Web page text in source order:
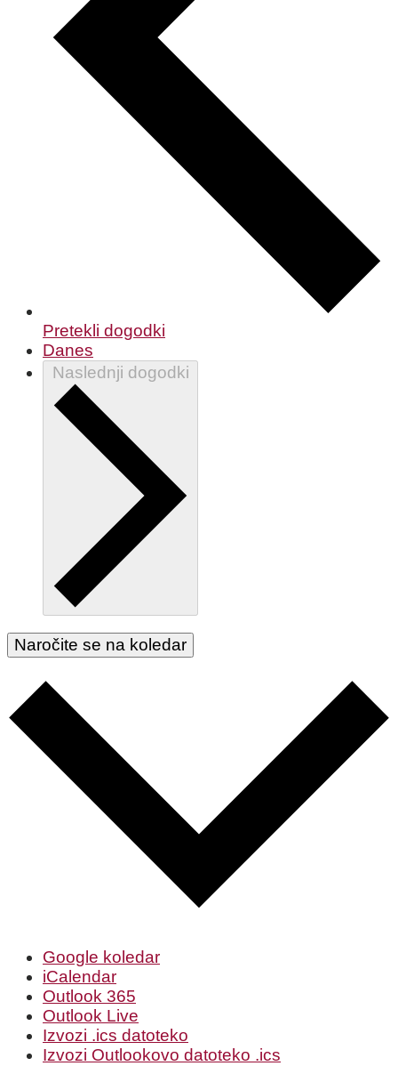
Pretekli dogodki
Danes
Naslednji dogodki
Naročite se na koledar
Google koledar
iCalendar
Outlook 365
Outlook Live
Izvozi .ics datoteko
Izvozi Outlookovo datoteko .ics